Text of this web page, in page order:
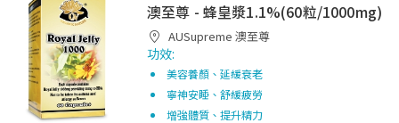
澳至尊 - 蜂皇漿1.1%(60粒/1000mg)
AUSupreme 澳至尊
功效:
美容養顏、延緩衰老
寧神安睡、舒緩疲勞
增強體質、提升精力